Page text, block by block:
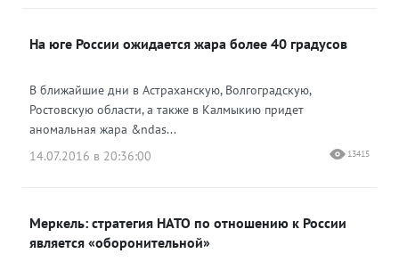
На юге России ожидается жара более 40 градусов
В ближайшие дни в Астраханскую, Волгоградскую,
Ростовскую области, а также в Калмыкию придет
аномальная жара &ndas...
14.07.2016 в 20:36:00
13415
Меркель: стратегия НАТО по отношению к России
является «оборонительной»